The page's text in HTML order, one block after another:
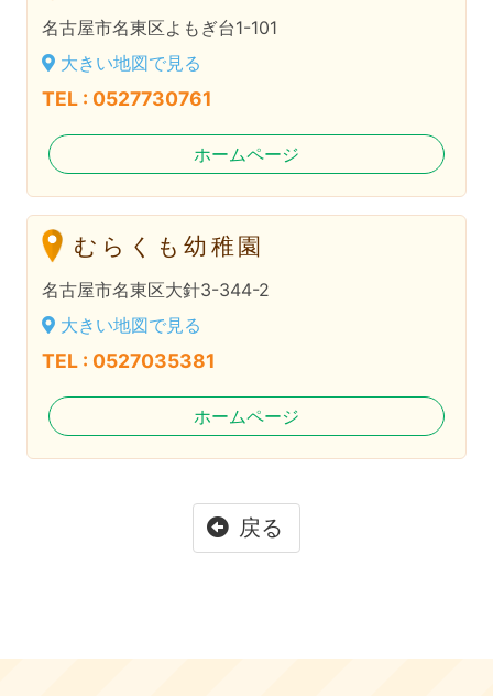
名古屋市名東区よもぎ台1-101
大きい地図で見る
TEL : 0527730761
ホームページ
むらくも幼稚園
名古屋市名東区大針3-344-2
大きい地図で見る
TEL : 0527035381
ホームページ
戻る